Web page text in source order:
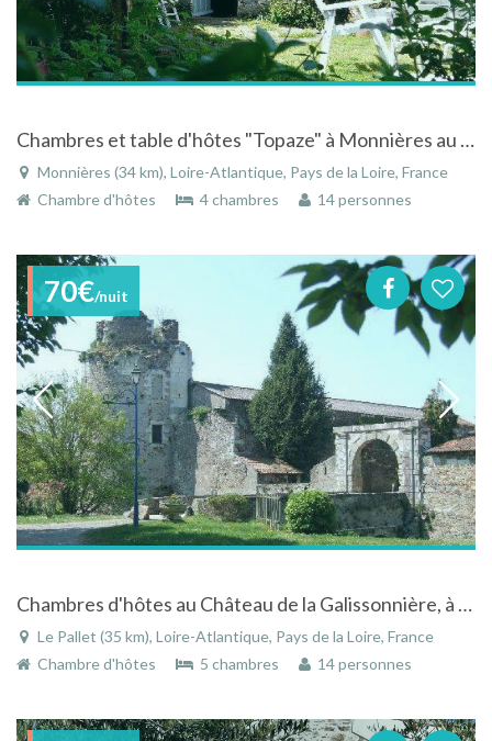
Chambres et table d'hôtes "Topaze" à Monnières au pays de la loire chez le vigneron
Monnières (34 km), Loire-Atlantique, Pays de la Loire, France
Chambre d'hôtes
4 chambres 14 personnes
70€/nuit
Chambres d'hôtes au Château de la Galissonnière, à Le Pallet, au coeur du Vignoble Nantais
Le Pallet (35 km), Loire-Atlantique, Pays de la Loire, France
Chambre d'hôtes
5 chambres 14 personnes